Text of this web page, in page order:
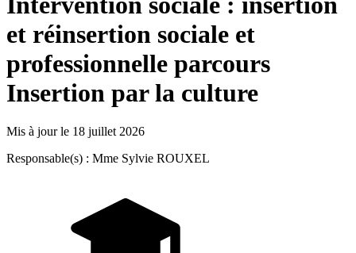
et réinsertion sociale et
professionnelle parcours
Insertion par la culture
Mis à jour le 18 juillet 2026
Responsable(s) : Mme Sylvie ROUXEL